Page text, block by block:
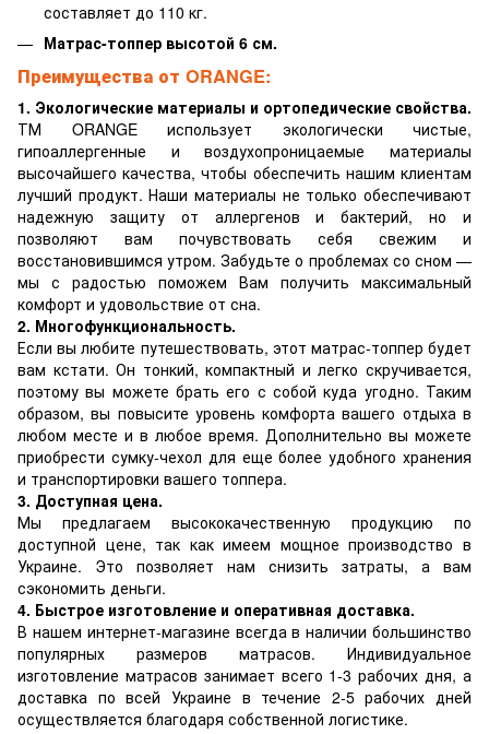
составляет до 110 кг.
Матрас-топпер высотой 6 см.
Преимущества от ORANGE:
1. Экологические материалы и ортопедические свойства.
ТМ ORANGE использует экологически чистые,
гипоаллергенные и воздухопроницаемые материалы
высочайшего качества, чтобы обеспечить нашим клиентам
лучший продукт. Наши материалы не только обеспечивают
надежную защиту от аллергенов и бактерий, но и
позволяют вам почувствовать себя свежим и
восстановившимся утром. Забудьте о проблемах со сном —
мы с радостью поможем Вам получить максимальный
комфорт и удовольствие от сна.
2. Многофункциональность.
Если вы любите путешествовать, этот матрас-топпер будет
вам кстати. Он тонкий, компактный и легко скручивается,
поэтому вы можете брать его с собой куда угодно. Таким
образом, вы повысите уровень комфорта вашего отдыха в
любом месте и в любое время. Дополнительно вы можете
приобрести сумку-чехол для еще более удобного хранения
и транспортировки вашего топпера.
3. Доступная цена.
Мы предлагаем высококачественную продукцию по
доступной цене, так как имеем мощное производство в
Украине. Это позволяет нам снизить затраты, а вам
сэкономить деньги.
4. Быстрое изготовление и оперативная доставка.
В нашем интернет-магазине всегда в наличии большинство
популярных размеров матрасов. Индивидуальное
изготовление матрасов занимает всего 1-3 рабочих дня, а
доставка по всей Украине в течение 2-5 рабочих дней
осуществляется благодаря собственной логистике.